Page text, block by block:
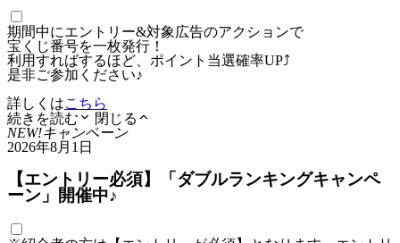
期間中にエントリー&対象広告のアクションで
宝くじ番号を一枚発行！
利用すればするほど、ポイント当選確率UP⤴
是非ご参加ください♪
詳しくはこちら
続きを読む
閉じる
NEW!キャンペーン
2026年8月1日
【エントリー必須】「ダブルランキングキャンペ
ーン」開催中♪